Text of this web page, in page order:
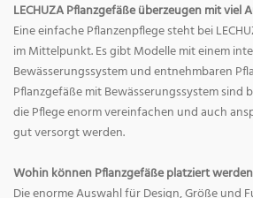
LECHUZA Pflanzgefäße überzeugen mit viel
Eine einfache Pflanzenpflege steht bei
im Mittelpunkt. Es gibt Modelle mit einem
Bewässerungssystem und entnehmbaren
Pflanzgefäße mit Bewässerungssystem sind
die Pflege enorm vereinfachen und auch
gut versorgt werden.
Wohin können Pflanzgefäße platziert